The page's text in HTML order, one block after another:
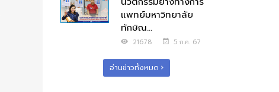
แพทย์มหาวิทยาลัย
ทักษิณ...
21678 5 ก.ค. 67
อ่านข่าวทั้งหมด